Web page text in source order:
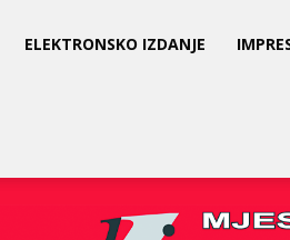
ELEKTRONSKO IZDANJE